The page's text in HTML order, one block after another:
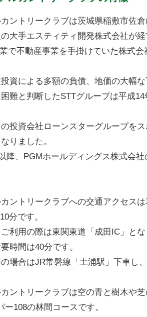
ントリークラブは茨城県稲敷市佐
大手エスティティ開発株式会社が経
で不動産事業を手掛けていた株式
資による多額の負債、地価の大幅
難と判断したSTTグループは平成
投資会社ローンスターグループを
りました。
降、PGMホールディングス株式会
ントリークラブへの交通アクセス
分です。
利用の際は東関東道「成田IC」と
時間は40分です。
場合はJR常磐線「土浦駅」下車し
ントリークラブは空の青と樹木や
ー108の林間コースです。